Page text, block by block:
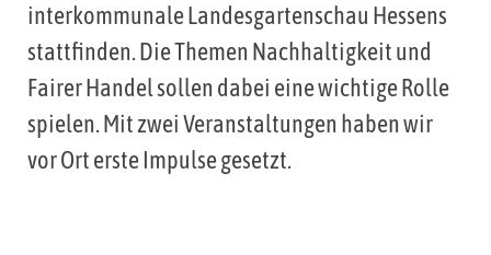
interkommunale Landesgartenschau Hessens
stattfinden. Die Themen Nachhaltigkeit und
Fairer Handel sollen dabei eine wichtige Rolle
spielen. Mit zwei Veranstaltungen haben wir
vor Ort erste Impulse gesetzt.